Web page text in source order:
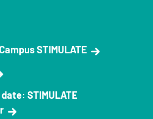
STIMULATE
STIMULATE